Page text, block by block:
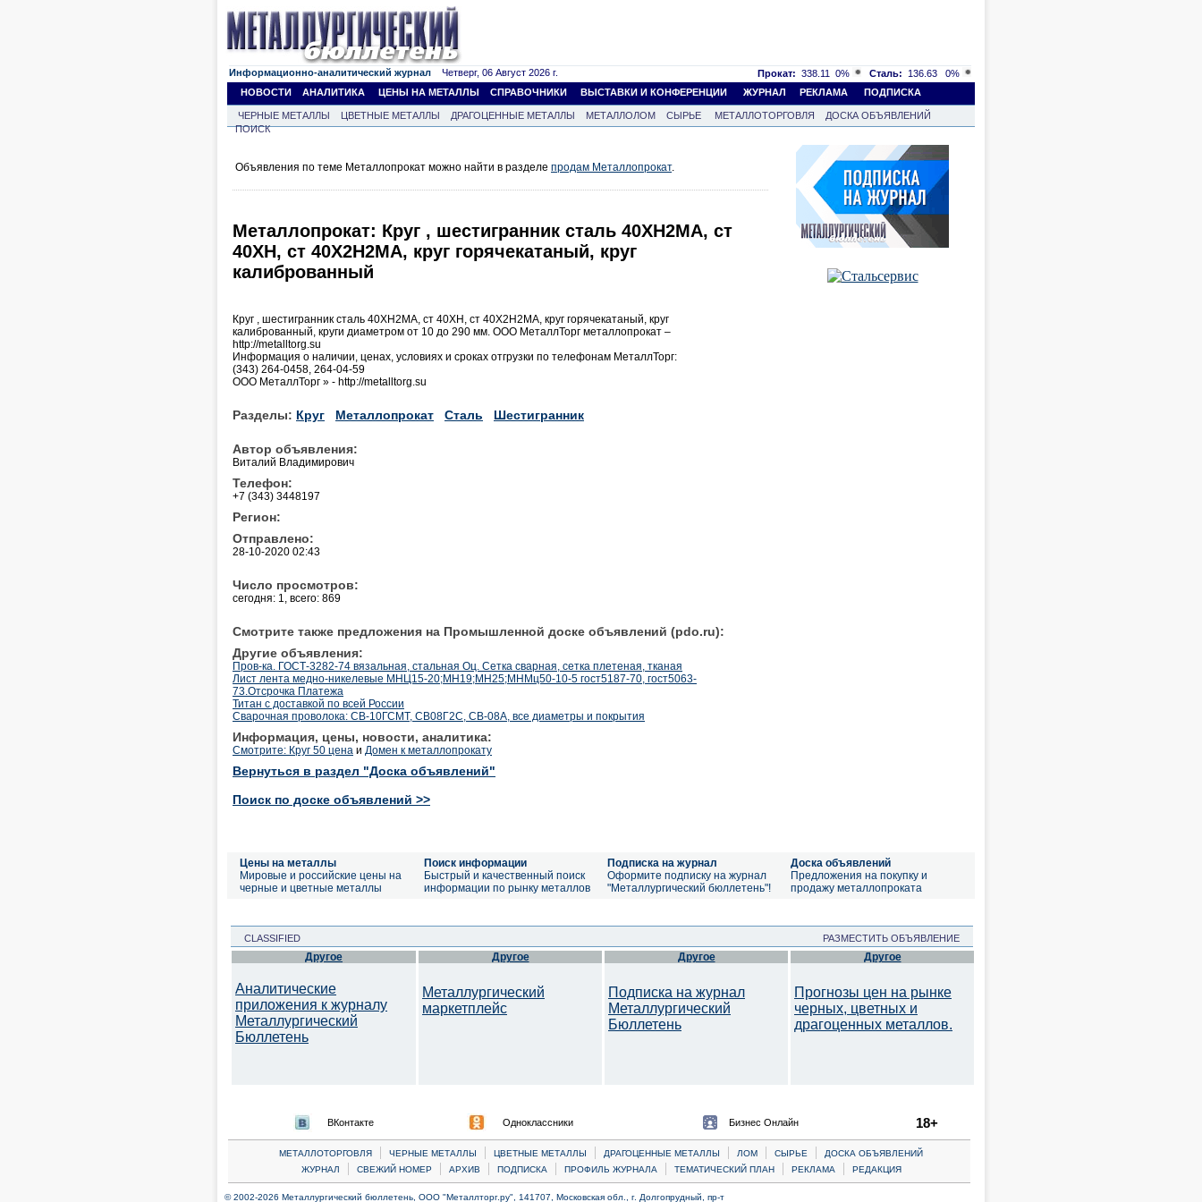
Информационно-аналитический журнал Четверг, 06 Август 2026 г. Прокат: 338.11 0% Сталь: 136.63
0%
НОВОСТИ
АНАЛИТИКА ЦЕНЫ НА МЕТАЛЛЫ СПРАВОЧНИКИ ВЫСТАВКИ И КОНФЕРЕНЦИИ ЖУРНАЛ РЕКЛАМА ПОДПИСКА
ЧЕРНЫЕ МЕТАЛЛЫ ЦВЕТНЫЕ МЕТАЛЛЫ ДРАГОЦЕННЫЕ МЕТАЛЛЫ МЕТАЛЛОЛОМ СЫРЬЕ МЕТАЛЛОТОРГОВЛЯ
ДОСКА ОБЪЯВЛЕНИЙ
ПОИСК
Объявления по теме Металлопрокат можно найти в разделе продам Металлопрокат.
Металлопрокат: Круг , шестигранник сталь 40ХН2МА, ст
40ХН, ст 40Х2Н2МА, круг горячекатаный, круг
калиброванный
Круг , шестигранник сталь 40ХН2МА, ст 40ХН, ст 40Х2Н2МА, круг горячекатаный, круг
калиброванный, круги диаметром от 10 до 290 мм. ООО МеталлТорг металлопрокат –
http://metalltorg.su
Информация о наличии, ценах, условиях и сроках отгрузки по телефонам МеталлТорг:
(343) 264-0458, 264-04-59
ООО МеталлТорг » - http://metalltorg.su
Разделы: Круг Металлопрокат Сталь Шестигранник
Автор объявления:
Виталий Владимирович
Телефон:
+7 (343) 3448197
Регион:
Отправлено:
28-10-2020 02:43
Число просмотров:
сегодня: 1, всего: 869
Смотрите также предложения на Промышленной доске объявлений (pdo.ru):
Другие объявления:
Пров-ка. ГОСТ-3282-74 вязальная, стальная Оц. Сетка сварная, сетка плетеная, тканая
Лист лента медно-никелевые МНЦ15-20;МН19;МН25;МНМц50-10-5 гост5187-70, гост5063-
73.Отсрочка Платежа
Титан с доставкой по всей России
Cварочная проволока: СВ-10ГСМТ, СВ08Г2С, СВ-08А, все диаметры и покрытия
Информация, цены, новости, аналитика:
Смотрите: Круг 50 цена и Домен к металлопрокату
Вернуться в раздел "Доска объявлений"
Поиск по доске объявлений >>
Цены на металлы
Мировые и российские цены на
черные и цветные металлы
Поиск информации
Быстрый и качественный поиск
информации по рынку металлов
Подписка на журнал
Оформите подписку на журнал
"Металлургический бюллетень"!
Доска объявлений
Предложения на покупку и
продажу металлопроката
CLASSIFIED РАЗМЕСТИТЬ ОБЪЯВЛЕНИЕ
Другое
Аналитические
приложения к журналу
Металлургический
Бюллетень
Другое
Металлургический
маркетплейс
Другое
Подписка на журнал
Металлургический
Бюллетень
Другое
Прогнозы цен на рынке
черных, цветных и
драгоценных металлов.
ВКонтакте Одноклассники Бизнес Онлайн 18+
МЕТАЛЛОТОРГОВЛЯ | ЧЕРНЫЕ МЕТАЛЛЫ | ЦВЕТНЫЕ МЕТАЛЛЫ | ДРАГОЦЕННЫЕ МЕТАЛЛЫ | ЛОМ | CЫРЬЕ |
ДОСКА ОБЪЯВЛЕНИЙ
ЖУРНАЛ
| СВЕЖИЙ НОМЕР | АРХИВ | ПОДПИСКА | ПРОФИЛЬ ЖУРНАЛА | ТЕМАТИЧЕСКИЙ ПЛАН | РЕКЛАМА | РЕДАКЦИЯ
© 2002-2026 Металлургический бюллетень, ООО "Металлторг.ру", 141707, Московская обл., г. Долгопрудный, пр-т